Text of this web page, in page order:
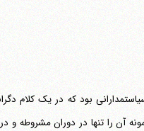
آن را تنها در دوران مشروطه و در